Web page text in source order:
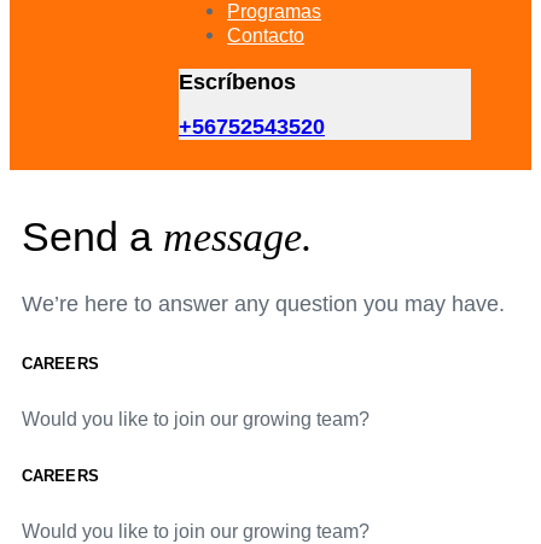
Programas
Contacto
Escríbenos
+56752543520
Send a message.
We’re here to answer any question you may have.
CAREERS
Would you like to join our growing team?
CAREERS
Would you like to join our growing team?